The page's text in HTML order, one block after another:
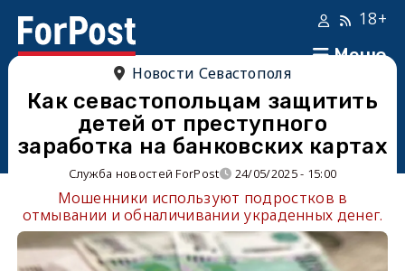
Меню
18+
Новости Севастополя
Как севастопольцам защитить
детей от преступного
заработка на банковских картах
Служба новостей ForPost 24/05/2025 - 15:00
Мошенники используют подростков в
отмывании и обналичивании украденных денег.